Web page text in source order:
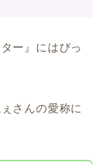
ー』にはびっ
さんの愛称に